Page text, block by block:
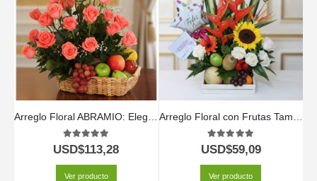
5.00out of 5
USD$113,28
Ver producto
5.00 out of 5
USD$59,09
Ver producto